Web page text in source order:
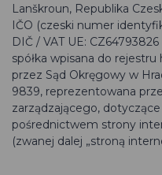
Lanškroun, Republika
IČO (czeski numer
DIČ / VAT UE: CZ64793826
spółka wpisana do
przez Sąd Okręgowy w
9839, reprezentowana
zarządzającego,
pośrednictwem strony
(zwanej dalej „stroną